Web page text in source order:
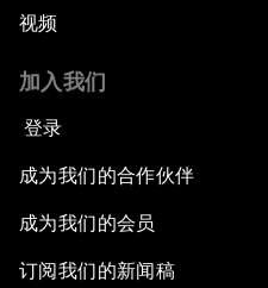
视频
加入我们
登录
成为我们的合作伙伴
成为我们的会员
订阅我们的新闻稿